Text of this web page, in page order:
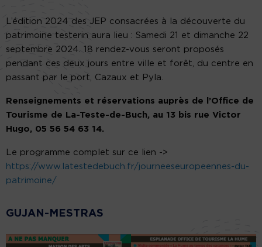
L’édition 2024 des JEP consacrées à la découverte du
patrimoine testerin aura lieu : Samedi 21 et dimanche 22
septembre 2024. 18 rendez-vous seront proposés
pendant ces deux jours entre ville et forêt, du centre en
passant par le port, Cazaux et Pyla.
Renseignements et réservations auprès de l’Office de
Tourisme de La-Teste-de-Buch, au 13 bis rue Victor
Hugo, 05 56 54 63 14.
Le programme complet sur ce lien ->
https://www.latestedebuch.fr/journeeseuropeennes-du-
patrimoine/
GUJAN-MESTRAS